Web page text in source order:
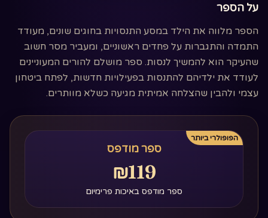
על הספר
הספר מלווה את הילד במסע התנסויות בחוגים שונים, מעודד
התמדה והתגברות על פחדים ראשוניים, ומעביר מסר חשוב
שהעיקר הוא להמשיך לנסות. ספר מושלם להורים המעוניינים
לעודד את ילדיהם להתנסות בפעילויות חדשות, לפתח ביטחון
עצמי ולהבין שהצלחה אמיתית מגיעה כשלא מוותרים.
הפופולרי ביותר
ספר מודפס
₪119
ספר מודפס באיכות פרימיום